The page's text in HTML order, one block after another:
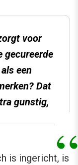
voor
gecureerde
een
Dat
gunstig,
is ingericht, is